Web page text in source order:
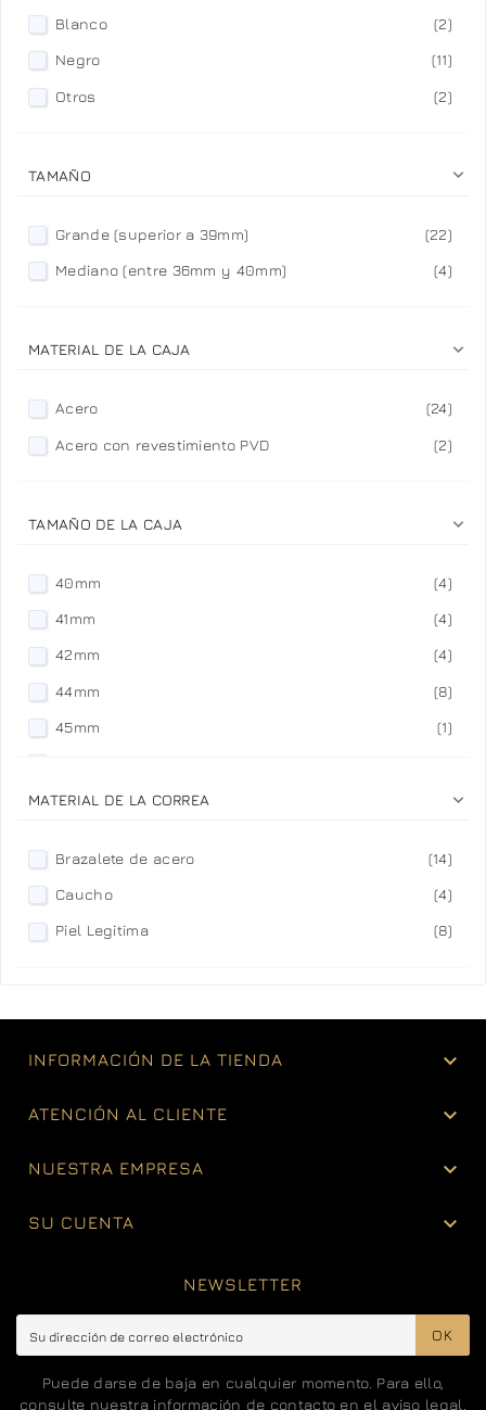
Blanco
(2)
Negro
(11)
Otros
(2)
TAMAÑO 
Grande (superior a 39mm)
(22)
Mediano (entre 36mm y 40mm)
(4)
MATERIAL DE LA CAJA 
Acero
(24)
Acero con revestimiento PVD
(2)
TAMAÑO DE LA CAJA 
40mm
(4)
41mm
(4)
42mm
(4)
44mm
(8)
45mm
(1)
MATERIAL DE LA CORREA

Brazalete de acero
(14)
Caucho
(4)
Piel Legitima
(8)
INFORMACIÓN DE LA TIENDA 
ATENCIÓN AL CLIENTE 
NUESTRA EMPRESA 
SU CUENTA 
NEWSLETTER
OK
Puede darse de baja en cualquier momento. Para ello,
consulte nuestra información de contacto en el aviso legal.